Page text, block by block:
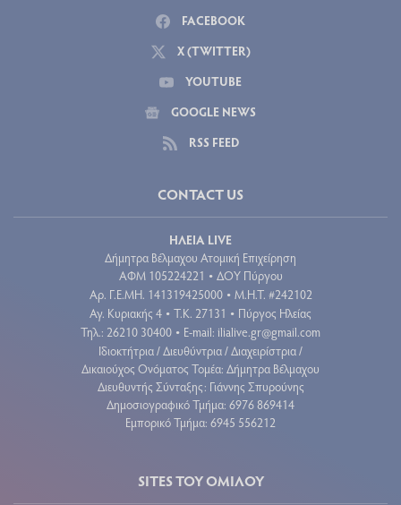
FACEBOOK
X (TWITTER)
YOUTUBE
GOOGLE NEWS
RSS FEED
CONTACT US
ΗΛΕΙΑ LIVE
Δήμητρα Βέλμαχου Ατομική Επιχείρηση
ΑΦΜ 105224221 • ΔΟΥ Πύργου
Aρ. Γ.Ε.ΜΗ. 141319425000 • Μ.Η.Τ. #242102
Αγ. Κυριακής 4 • Τ.Κ. 27131 • Πύργος Ηλείας
Τηλ.: 26210 30400 • E-mail: ilialive.gr@gmail.com
Ιδιοκτήτρια / Διευθύντρια / Διαχειρίστρια /
Δικαιούχος Ονόματος Τομέα: Δήμητρα Βέλμαχου
Διευθυντής Σύνταξης: Γιάννης Σπυρούνης
Δημοσιογραφικό Τμήμα: 6976 869414
Εμπορικό Τμήμα: 6945 556212
SITES ΤΟΥ ΟΜΙΛΟΥ